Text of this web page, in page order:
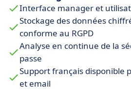
communication pour toute
nécessaire.
Interface manager et
Stockage des données
conforme au RGPD
Analyse en continue de la
passe
Support français disponible
et email